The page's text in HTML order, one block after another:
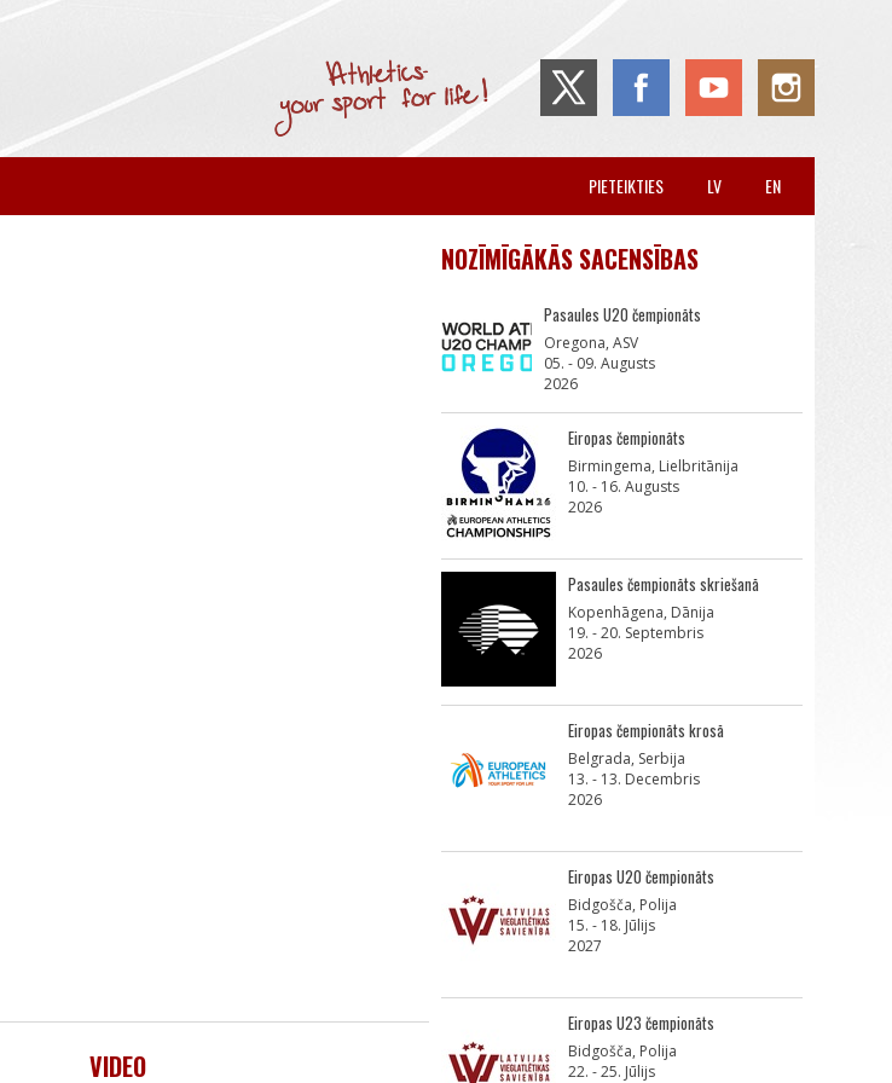
EN
LV
PIETEIKTIES
VIDEO
NOZĪMĪGĀKĀS SACENSĪBAS
Pasaules U20 čempionāts
Oregona, ASV
05. - 09. Augusts
2026
Eiropas čempionāts
Birmingema, Lielbritānija
10. - 16. Augusts
2026
Pasaules čempionāts skriešanā
Kopenhāgena, Dānija
19. - 20. Septembris
2026
Eiropas čempionāts krosā
Belgrada, Serbija
13. - 13. Decembris
2026
Eiropas U20 čempionāts
Bidgošča, Polija
15. - 18. Jūlijs
2027
Eiropas U23 čempionāts
Bidgošča, Polija
22. - 25. Jūlijs